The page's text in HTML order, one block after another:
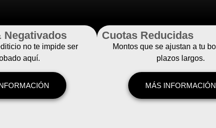
Negativados
no te impide ser
aquí.
Cuotas Reducidas
Montos que se ajustan a tu
plazos largos.
MÁS INFORMACIÓN